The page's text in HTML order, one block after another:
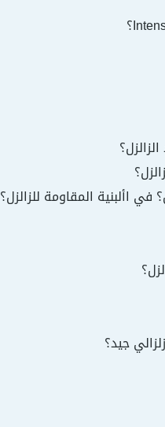
في األبنية المقاومة للزالزل؟
جيد؟